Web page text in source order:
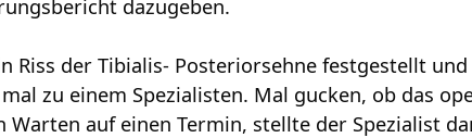
dazugeben.
Riss der Tibialis- Posteriorsehne festgestellt
zu einem Spezialisten. Mal gucken, ob das
Warten auf einen Termin, stellte der Spezialist